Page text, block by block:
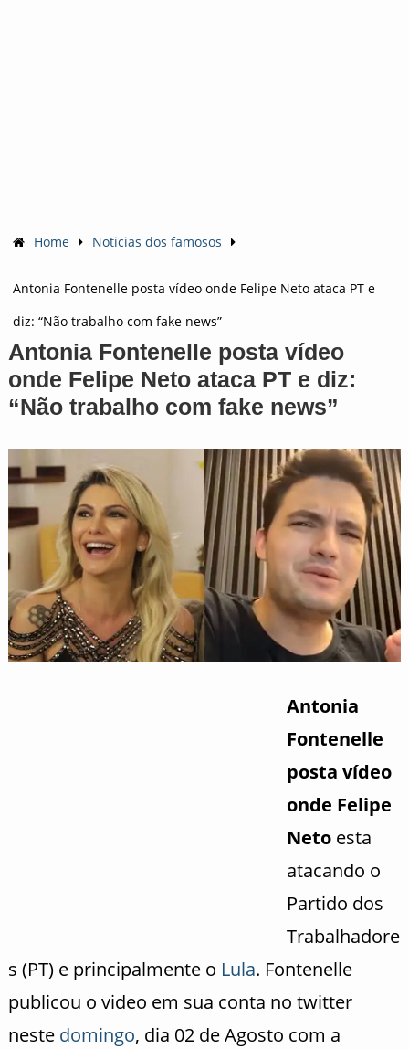
Home Noticias dos famosos
Antonia Fontenelle posta vídeo onde Felipe Neto ataca PT e
diz: “Não trabalho com fake news”
Antonia Fontenelle posta vídeo
onde Felipe Neto ataca PT e diz:
“Não trabalho com fake news”
Antonia
Fontenelle
posta vídeo
onde Felipe
Netoesta
atacando o
Partido dos
Trabalhadore
s (PT) e principalmente o Lula. Fontenelle
publicou o video em sua conta no twitter
neste domingo, dia 02 de Agosto com a